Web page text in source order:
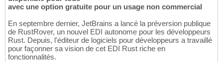
avec une option gratuite pour un usage non commercial
En septembre dernier, JetBrains a lancé la préversion publique
de RustRover, un nouvel EDI autonome pour les développeurs
Rust. Depuis, l'éditeur de logiciels pour développeurs a travaillé
pour façonner sa vision de cet EDI Rust riche en
fonctionnalités.